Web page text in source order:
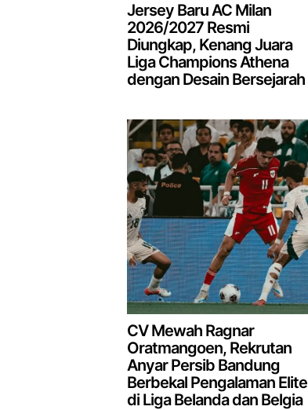
Jersey Baru AC Milan
2026/2027 Resmi
Diungkap, Kenang Juara
Liga Champions Athena
dengan Desain Bersejarah
CV Mewah Ragnar
Oratmangoen, Rekrutan
Anyar Persib Bandung
Berbekal Pengalaman Elite
di Liga Belanda dan Belgia